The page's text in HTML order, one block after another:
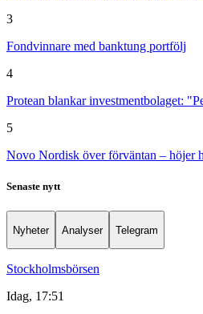
3
Fondvinnare med banktung portfölj
4
Protean blankar investmentbolaget:
5
Novo Nordisk över förväntan – höjer
Senaste nytt
Nyheter Analyser Telegram
Stockholmsbörsen
Idag, 17:51